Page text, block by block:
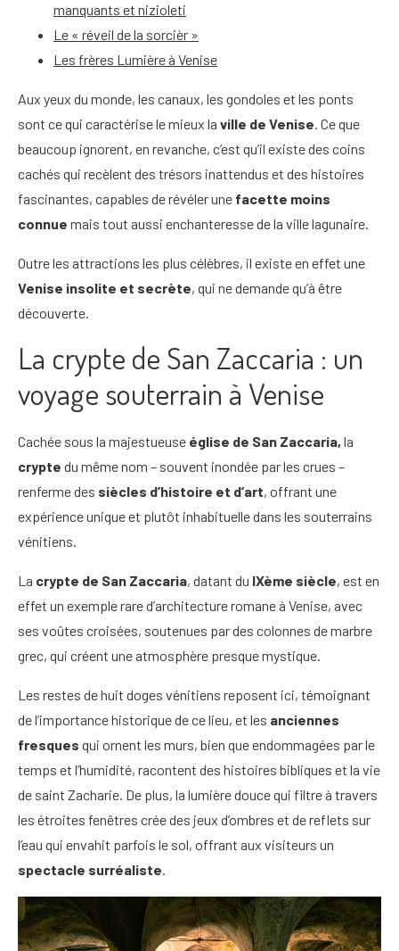
manquants et nizioleti
Le « réveil de la sorcièr »
Les frères Lumière à Venise
Aux yeux du monde, les canaux, les gondoles et les ponts
sont ce qui caractérise le mieux la ville de Venise. Ce que
beaucoup ignorent, en revanche, c’est qu’il existe des coins
cachés qui recèlent des trésors inattendus et des histoires
fascinantes, capables de révéler une facette moins
connue mais tout aussi enchanteresse de la ville lagunaire.
Outre les attractions les plus célèbres, il existe en effet une
Venise insolite et secrète, qui ne demande qu’à être
découverte.
La crypte de San Zaccaria : un
voyage souterrain à Venise
Cachée sous la majestueuse église de San Zaccaria, la
crypte du même nom – souvent inondée par les crues –
renferme des siècles d’histoire et d’art, offrant une
expérience unique et plutôt inhabituelle dans les souterrains
vénitiens.
La crypte de San Zaccaria, datant du IXème siècle, est en
effet un exemple rare d’architecture romane à Venise, avec
ses voûtes croisées, soutenues par des colonnes de marbre
grec, qui créent une atmosphère presque mystique.
Les restes de huit doges vénitiens reposent ici, témoignant
de l’importance historique de ce lieu, et les anciennes
fresques qui ornent les murs, bien que endommagées par le
temps et l’humidité, racontent des histoires bibliques et la vie
de saint Zacharie. De plus, la lumière douce qui filtre à travers
les étroites fenêtres crée des jeux d’ombres et de reflets sur
l’eau qui envahit parfois le sol, offrant aux visiteurs un
spectacle surréaliste.